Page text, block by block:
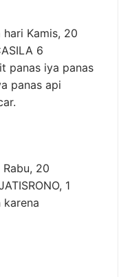
Kamis, 20
6
panas iya panas
panas api
20
1